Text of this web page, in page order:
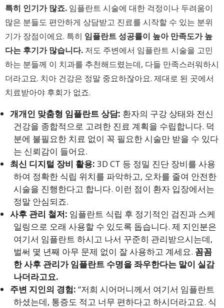
특히 인기가 많죠. 임플란트 시술에 대한 걱정이나 두려움이
많은 분들도 편안하게 상담받고 진료를 시작할 수 있는 분위
기가 장점이에요. 특히 임플란트 성공률이 높아 만족도가 높
다는 후기가 많습니다. 저도 주변에서 임플란트 시술을 고민
하는 분들께 이 치과를 추천해드렸는데, 다들 만족스러워하시
더라고요. 치아 건강은 정말 중요하잖아요. 제대로 된 곳에서
치료받아야 후회가 없죠.
개개인 맞춤형 임플란트 상담: 환자의 구강 상태와 전신
건강을 종합적으로 고려한 진료 계획을 수립합니다. 덕
분에 불필요한 치료 없이 꼭 필요한 시술만 받을 수 있다
는 신뢰감이 들어요.
최신 디지털 장비 활용: 3D CT 등 정밀 진단 장비를 사용
하여 정확한 식립 위치를 파악하고, 오차를 줄여 안전한
시술을 진행한다고 합니다. 이런 점이 환자 입장에서는
정말 안심되죠.
사후 관리 철저: 임플란트 식립 후 정기적인 검진과 스케
일링으로 오래 사용할 수 있도록 돕습니다. 제 지인분은
여기서 임플란트 하시고 나서 꾸준히 관리받으시는데,
벌써 몇 년째 아무 문제 없이 잘 사용하고 계세요. 꼼꼼
한 사후 관리가 임플란트 수명을 좌우한다는 말이 실감
나더라고요.
주변 지인의 경험: “저희 시어머니께서 여기서 임플란트
하셨는데, 통증도 적고 너무 편하다고 하시더라고요. 식